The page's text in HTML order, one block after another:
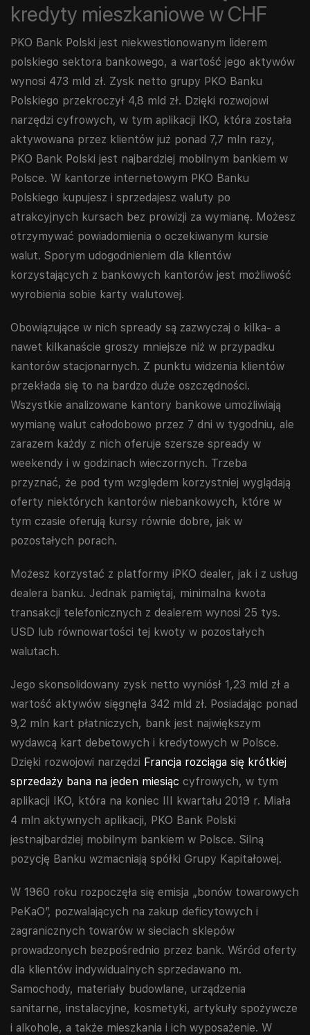
kredyty mieszkaniowe w CHF
PKO Bank Polski jest niekwestionowanym liderem
polskiego sektora bankowego, a wartość jego aktywów
wynosi 473 mld zł. Zysk netto grupy PKO Banku
Polskiego przekroczył 4,8 mld zł. Dzięki rozwojowi
narzędzi cyfrowych, w tym aplikacji IKO, która została
aktywowana przez klientów już ponad 7,7 mln razy,
PKO Bank Polski jest najbardziej mobilnym bankiem w
Polsce. W kantorze internetowym PKO Banku
Polskiego kupujesz i sprzedajesz waluty po
atrakcyjnych kursach bez prowizji za wymianę. Możesz
otrzymywać powiadomienia o oczekiwanym kursie
walut. Sporym udogodnieniem dla klientów
korzystających z bankowych kantorów jest możliwość
wyrobienia sobie karty walutowej.
Obowiązujące w nich spready są zazwyczaj o kilka- a
nawet kilkanaście groszy mniejsze niż w przypadku
kantorów stacjonarnych. Z punktu widzenia klientów
przekłada się to na bardzo duże oszczędności.
Wszystkie analizowane kantory bankowe umożliwiają
wymianę walut całodobowo przez 7 dni w tygodniu, ale
zarazem każdy z nich oferuje szersze spready w
weekendy i w godzinach wieczornych. Trzeba
przyznać, że pod tym względem korzystniej wyglądają
oferty niektórych kantorów niebankowych, które w
tym czasie oferują kursy równie dobre, jak w
pozostałych porach.
Możesz korzystać z platformy iPKO dealer, jak i z usług
dealera banku. Jednak pamiętaj, minimalna kwota
transakcji telefonicznych z dealerem wynosi 25 tys.
USD lub równowartości tej kwoty w pozostałych
walutach.
Jego skonsolidowany zysk netto wyniósł 1,23 mld zł a
wartość aktywów sięgnęła 342 mld zł. Posiadając ponad
9,2 mln kart płatniczych, bank jest największym
wydawcą kart debetowych i kredytowych w Polsce.
Dzięki rozwojowi narzędzi Francja rozciąga się krótkiej
sprzedaży bana na jeden miesiąc cyfrowych, w tym
aplikacji IKO, która na koniec III kwartału 2019 r. Miała
4 mln aktywnych aplikacji, PKO Bank Polski
jestnajbardziej mobilnym bankiem w Polsce. Silną
pozycję Banku wzmacniają spółki Grupy Kapitałowej.
W 1960 roku rozpoczęła się emisja „bonów towarowych
PeKaO”, pozwalających na zakup deficytowych i
zagranicznych towarów w sieciach sklepów
prowadzonych bezpośrednio przez bank. Wśród oferty
dla klientów indywidualnych sprzedawano m.
Samochody, materiały budowlane, urządzenia
sanitarne, instalacyjne, kosmetyki, artykuły spożywcze
i alkohole, a także mieszkania i ich wyposażenie. W